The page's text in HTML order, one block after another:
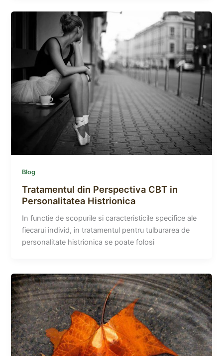
Blog
Tratamentul din Perspectiva CBT in
Personalitatea Histrionica
In functie de scopurile si caracteristicile specifice ale
fiecarui individ, in tratamentul pentru tulburarea de
personalitate histrionica se poate folosi